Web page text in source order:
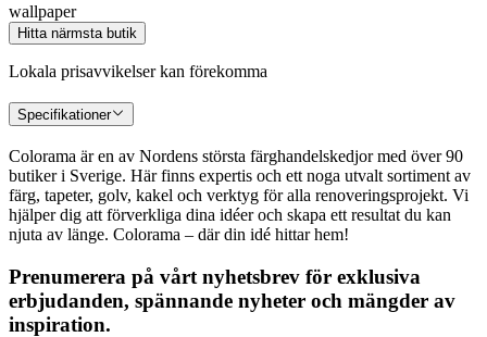
wallpaper
Hitta närmsta butik
Lokala prisavvikelser kan förekomma
Specifikationer
Colorama är en av Nordens största färghandelskedjor med över 90
butiker i Sverige. Här finns expertis och ett noga utvalt sortiment av
färg, tapeter, golv, kakel och verktyg för alla renoveringsprojekt. Vi
hjälper dig att förverkliga dina idéer och skapa ett resultat du kan
njuta av länge. Colorama – där din idé hittar hem!
Prenumerera på vårt nyhetsbrev för exklusiva
erbjudanden, spännande nyheter och mängder av
inspiration.